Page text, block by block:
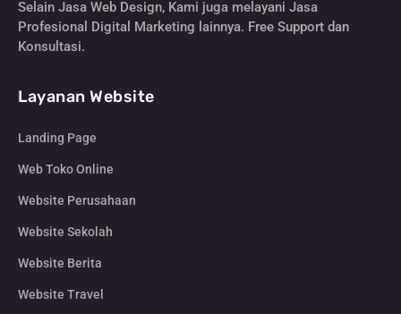
Selain Jasa Web Design, Kami juga melayani Jasa
Profesional Digital Marketing lainnya. Free Support dan
Konsultasi.
Layanan Website
Landing Page
Web Toko Online
Website Perusahaan
Website Sekolah
Website Berita
Website Travel